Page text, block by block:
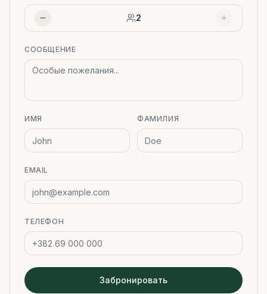
2
СООБЩЕНИЕ
ИМЯ ФАМИЛИЯ
EMAIL
ТЕЛЕФОН
Забронировать